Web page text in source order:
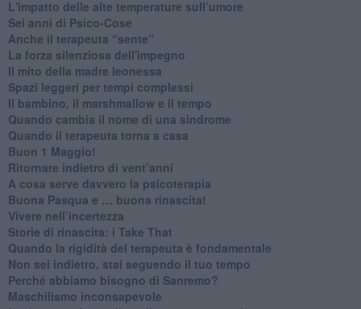
​L'impatto delle alte temperature sull’umore
Sei anni di Psico-Cose
​Anche il terapeuta “sente”
​La forza silenziosa dell'impegno
​Il mito della madre leonessa
Spazi leggeri per tempi complessi
Il bambino, il marshmallow e il tempo
​Quando cambia il nome di una sindrome
​Quando il terapeuta torna a casa
​Buon 1 Maggio!
Ritornare indietro di vent’anni
​A cosa serve davvero la psicoterapia
​Buona Pasqua e … buona rinascita!
​Vivere nell’incertezza
​Storie di rinascita: i Take That
​Quando la rigidità del terapeuta è fondamentale
​Non sei indietro, stai seguendo il tuo tempo
​Perché abbiamo bisogno di Sanremo?
​Maschilismo inconsapevole